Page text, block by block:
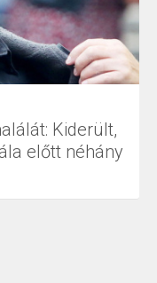
Kiderült,
előtt néhány